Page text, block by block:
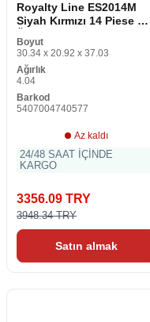
Royalty Line ES2014M
Siyah Kırmızı 14 Piese Çin
Boyut
30.34 x 20.92 x 37.03
Ağırlık
4.04
Barkod
5407004740577
Az kaldı
24/48 SAAT İÇİNDE
KARGO
3356.09 TRY
3948.34 TRY
Satın almak